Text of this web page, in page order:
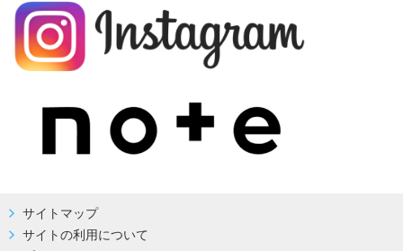
サイトマップ
サイトの利用について